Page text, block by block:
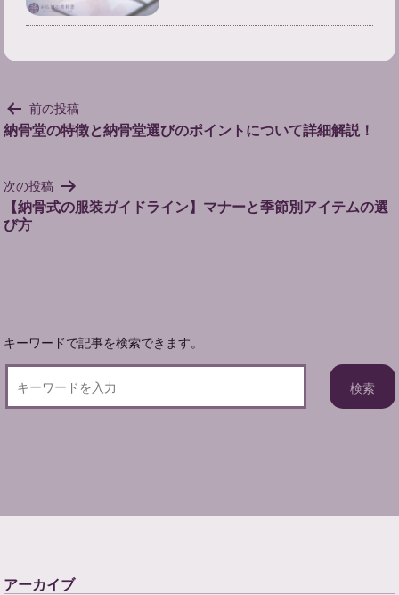
投
稿
ゲ
ー
シ
前の投稿
納骨堂の特徴と納骨堂選びのポイントについて詳細解説！
次の投稿
【納骨式の服装ガイドライン】マナーと季節別アイテムの選
び方
キーワードで記事を検索できます。
アーカイブ